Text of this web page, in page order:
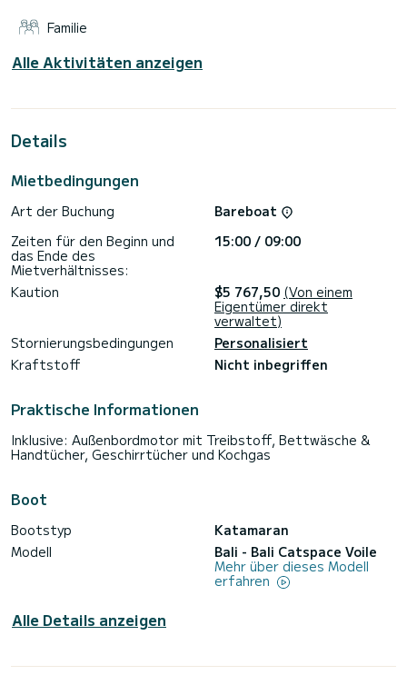
Außenbordmotor, Lautsprecher, WLAN und Internet,
Zögern Sie nicht, uns für ein Angebot zu kontaktieren, Sie
Familie
Alle Aktivitäten anzeigen
Details
Mietbedingungen
Art der Buchung
Bareboat
Zeiten für den Beginn und
das Ende des
Mietverhältnisses:
15:00 / 09:00
Kaution $5 767,50 (Von einem
Eigentümer direkt
verwaltet)
Stornierungsbedingungen
Personalisiert
Kraftstoff
Nicht inbegriffen
Praktische Informationen
Inklusive: Außenbordmotor mit Treibstoff, Bettwäsche &
Handtücher, Geschirrtücher und Kochgas
Boot
Bootstyp
Katamaran
Modell
Bali - Bali Catspace Voile
Mehr über dieses Modell
erfahren
Alle Details anzeigen